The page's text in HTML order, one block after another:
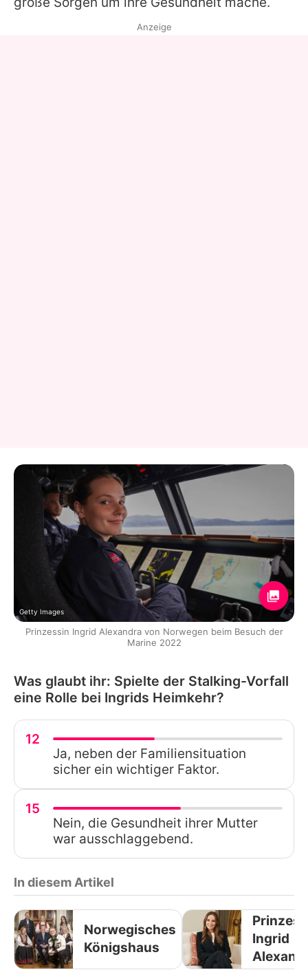
Anzeige
Getty Images
Prinzessin Ingrid Alexandra von Norwegen beim Besuch der
Marine 2022
Was glaubt ihr: Spielte der Stalking-Vorfall
eine Rolle bei Ingrids Heimkehr?
12
Ja, neben der Familiensituation
sicher ein wichtiger Faktor.
15
Nein, die Gesundheit ihrer Mutter
war ausschlaggebend.
In diesem Artikel
Norwegisches
Königshaus
Ingrid